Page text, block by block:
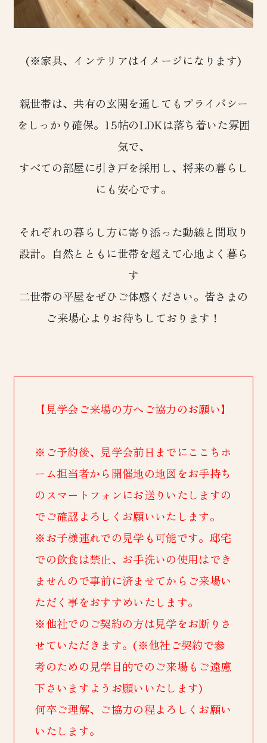
(※家具、インテリアはイメージになります)
親世帯は、共有の玄関を通してもプライバシー
をしっかり確保。15帖のLDKは落ち着いた雰囲
気で、
すべての部屋に引き戸を採用し、将来の暮らし
にも安心です。
それぞれの暮らし方に寄り添った動線と間取り
設計。自然とともに世帯を超えて心地よく暮ら
す
二世帯の平屋をぜひご体感ください。皆さまの
ご来場心よりお待ちしております！
【見学会ご来場の方へご協力のお願い】
※ご予約後、見学会前日までにここちホ
ーム担当者から開催地の地図をお手持ち
のスマートフォンにお送りいたしますの
でご確認よろしくお願いいたします。
※お子様連れでの見学も可能です。邸宅
での飲食は禁止、お手洗いの使用はでき
ませんので事前に済ませてからご来場い
ただく事をおすすめいたします。
※他社でのご契約の方は見学をお断りさ
せていただきます。(※他社ご契約で参
考のための見学目的でのご来場もご遠慮
下さいますようお願いいたします)
何卒ご理解、ご協力の程よろしくお願い
いたします。